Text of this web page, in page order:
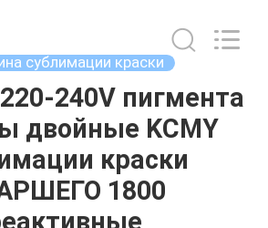
сублимации краски
240V пигмента
двойные KCMY
краски
1800